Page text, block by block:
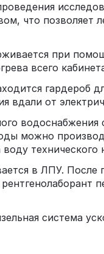
что позволяет
при
всего
гардероб
вдали от
водоснабжения
можно
технического
в ЛПУ. После
система